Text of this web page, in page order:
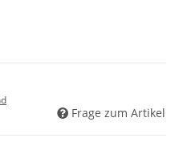
Frage zum Artikel